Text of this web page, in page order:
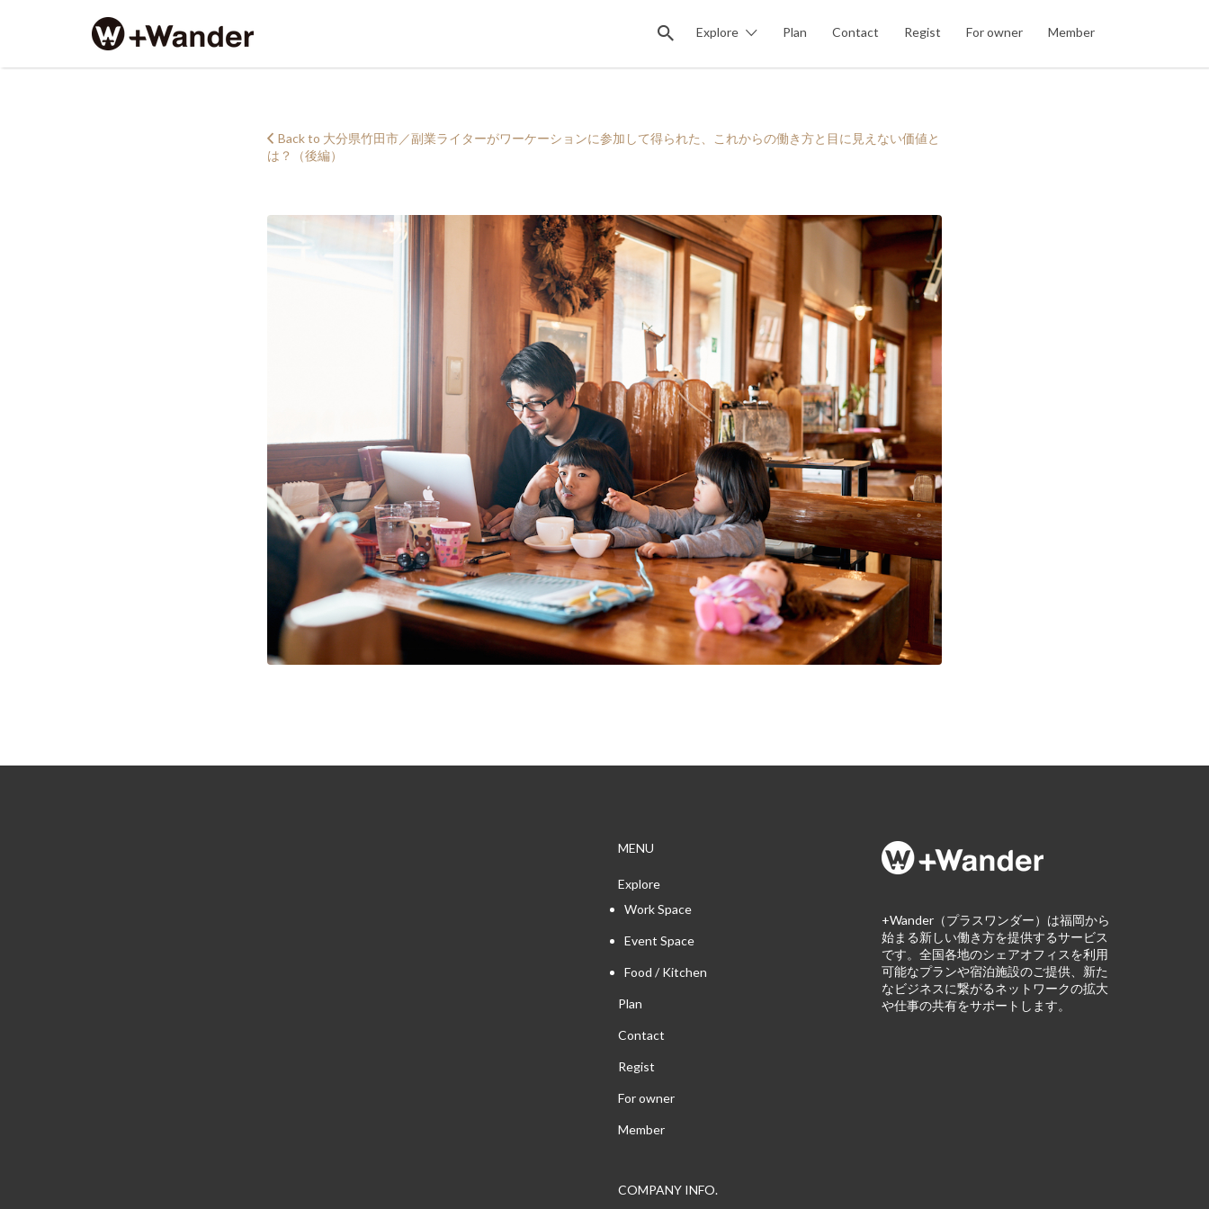
Explore Plan Contact Regist For owner Member
Search
for:
+Wander_taketa_081Back to 大分県竹田市／副業ライターがワーケーションに参加して得られた、これからの働き方と目に見えない価値と
は？（後編）
MENU
Explore
Work Space
Event Space
Food / Kitchen
Plan
Contact
Regist
For owner
Member
COMPANY INFO.
+Wander（プラスワンダー）は福岡から
始まる新しい働き方を提供するサービス
です。全国各地のシェアオフィスを利用
可能なプランや宿泊施設のご提供、新た
なビジネスに繋がるネットワークの拡大
や仕事の共有をサポートします。